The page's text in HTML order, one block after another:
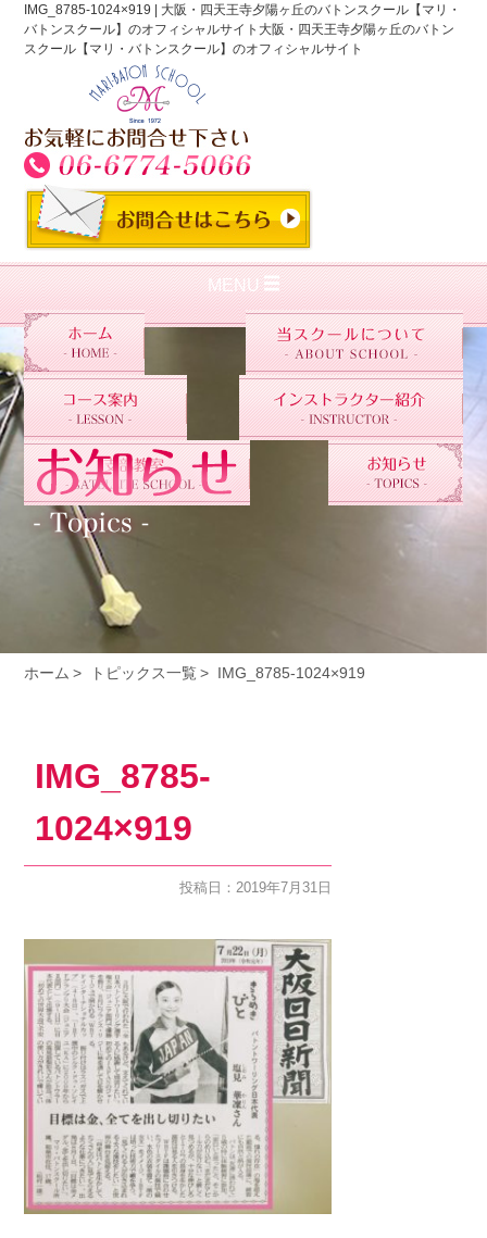
IMG_8785-1024×919 | 大阪・四天王寺夕陽ヶ丘のバトンスクール【マリ・
バトンスクール】のオフィシャルサイト大阪・四天王寺夕陽ヶ丘のバトン
スクール【マリ・バトンスクール】のオフィシャルサイト
MENU
ホーム トピックス一覧 IMG_8785-1024×919
IMG_8785-
1024×919
投稿日：2019年7月31日